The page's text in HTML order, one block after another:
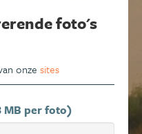
foto's
onze sites
MB per foto)